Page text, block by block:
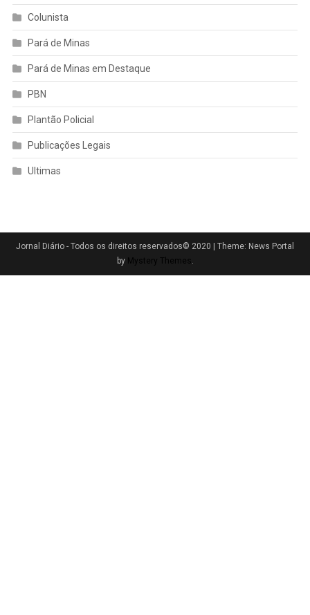
Colunista
Pará de Minas
Pará de Minas em Destaque
PBN
Plantão Policial
Publicações Legais
Ultimas
Jornal Diário - Todos os direitos reservados© 2020
Theme: News Portal
by Mystery Themes .